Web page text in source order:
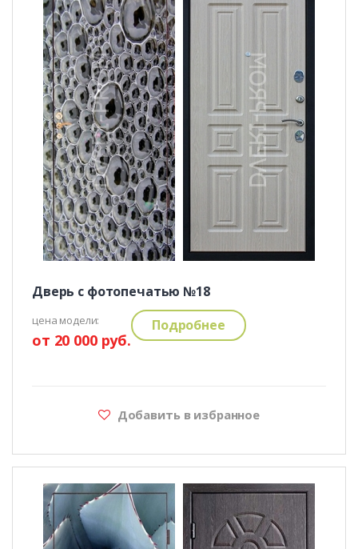
Дверь с фотопечатью №18
цена модели:
от 20 000 руб.
Подробнее
Добавить в избранное